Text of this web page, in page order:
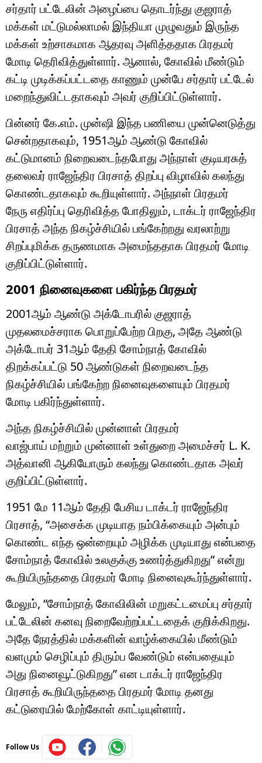
சர்தார் பட்டேலின் அழைப்பை தொடர்ந்து குஜராத்
மக்கள் மட்டுமல்லாமல் இந்தியா முழுவதும் இருந்த
மக்கள் உற்சாகமாக ஆதரவு அளித்ததாக பிரதமர்
மோடி தெரிவித்துள்ளார். ஆனால், கோவில் மீண்டும்
கட்டி முடிக்கப்பட்டதை காணும் முன்பே சர்தார் பட்டேல்
மறைந்துவிட்டதாகவும் அவர் குறிப்பிட்டுள்ளார்.
பின்னர் கே.எம். முன்ஷி இந்த பணியை முன்னெடுத்து
சென்றதாகவும், 1951ஆம் ஆண்டு கோவில்
கட்டுமானம் நிறைவடைந்தபோது அந்நாள் குடியரசுத்
தலைவர் ராஜேந்திர பிரசாத் திறப்பு விழாவில் கலந்து
கொண்டதாகவும் கூறியுள்ளார். அந்நாள் பிரதமர்
நேரு எதிர்ப்பு தெரிவித்த போதிலும், டாக்டர் ராஜேந்திர
பிரசாத் அந்த நிகழ்ச்சியில் பங்கேற்றது வரலாற்று
சிறப்புமிக்க தருணமாக அமைந்ததாக பிரதமர் மோடி
குறிப்பிட்டுள்ளார்.
2001 நினைவுகளை பகிர்ந்த பிரதமர்
2001ஆம் ஆண்டு அக்டோபரில் குஜராத்
முதலமைச்சராக பொறுப்பேற்ற பிறகு, அதே ஆண்டு
அக்டோபர் 31ஆம் தேதி சோம்நாத் கோவில்
திறக்கப்பட்டு 50 ஆண்டுகள் நிறைவடைந்த
நிகழ்ச்சியில் பங்கேற்ற நினைவுகளையும் பிரதமர்
மோடி பகிர்ந்துள்ளார்.
அந்த நிகழ்ச்சியில் முன்னாள் பிரதமர்
வாஜ்பாய் மற்றும் முன்னாள் உள்துறை அமைச்சர் L. K.
அத்வானி ஆகியோரும் கலந்து கொண்டதாக அவர்
குறிப்பிட்டுள்ளார்.
1951 மே 11ஆம் தேதி பேசிய டாக்டர் ராஜேந்திர
பிரசாத், “அசைக்க முடியாத நம்பிக்கையும் அன்பும்
கொண்ட எந்த ஒன்றையும் அழிக்க முடியாது என்பதை
சோம்நாத் கோவில் உலகுக்கு உணர்த்துகிறது” என்று
கூறியிருந்ததை பிரதமர் மோடி நினைவுகூர்ந்துள்ளார்.
மேலும், “சோம்நாத் கோவிலின் மறுகட்டமைப்பு சர்தார்
பட்டேலின் கனவு நிறைவேற்றப்பட்டதைக் குறிக்கிறது.
அதே நேரத்தில் மக்களின் வாழ்க்கையில் மீண்டும்
வளமும் செழிப்பும் திரும்ப வேண்டும் என்பதையும்
அது நினைவூட்டுகிறது” என டாக்டர் ராஜேந்திர
பிரசாத் கூறியிருந்ததை பிரதமர் மோடி தனது
கட்டுரையில் மேற்கோள் காட்டியுள்ளார்.
Follow Us